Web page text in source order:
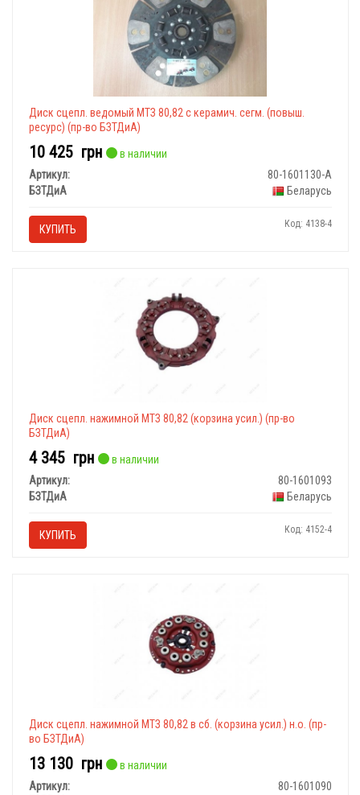
Диск сцепл. ведомый МТЗ 80,82 с керамич. сегм. (повыш.
ресурс) (пр-во БЗТДиА)
10 425 грн
в наличии
Артикул:
80-1601130-А
БЗТДиА
Беларусь
КУПИТЬ Код: 4138-4
Диск сцепл. нажимной МТЗ 80,82 (корзина усил.) (пр-во
БЗТДиА)
4 345 грн
в наличии
Артикул:
80-1601093
БЗТДиА
Беларусь
КУПИТЬ Код: 4152-4
Диск сцепл. нажимной МТЗ 80,82 в сб. (корзина усил.) н.о. (пр-
во БЗТДиА)
13 130 грн
в наличии
Артикул:
80-1601090